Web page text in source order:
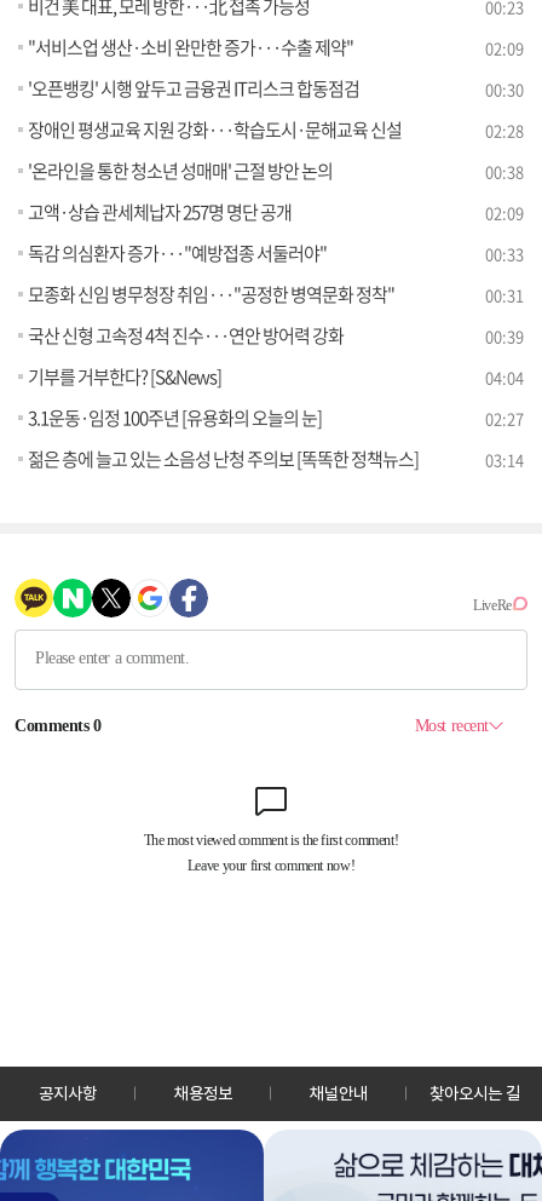
비건 美 대표, 모레 방한···北 접촉 가능성 00:23
"서비스업 생산·소비 완만한 증가···수출 제약" 02:09
'오픈뱅킹' 시행 앞두고 금융권 IT리스크 합동점검 00:30
장애인 평생교육 지원 강화···학습도시·문해교육 신설 02:28
'온라인을 통한 청소년 성매매' 근절 방안 논의 00:38
고액·상습 관세체납자 257명 명단 공개 02:09
독감 의심환자 증가···"예방접종 서둘러야" 00:33
모종화 신임 병무청장 취임···"공정한 병역문화 정착" 00:31
국산 신형 고속정 4척 진수···연안 방어력 강화 00:39
기부를 거부한다? [S&News] 04:04
3.1운동·임정 100주년 [유용화의 오늘의 눈] 02:27
젊은 층에 늘고 있는 소음성 난청 주의보 [똑똑한 정책뉴스] 03:14
공지사항 채용정보 채널안내 찾아오시는 길
30128 세종특별자치시 정부2청사로 13 한국정책방송원 KTV
TEL: 044-204-8000
Copyrightⓒ KTV 국민방송 All Rights Reserved.